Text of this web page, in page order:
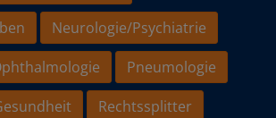
Neurologie/Psychiatrie
Pneumologie
Rechtssplitter